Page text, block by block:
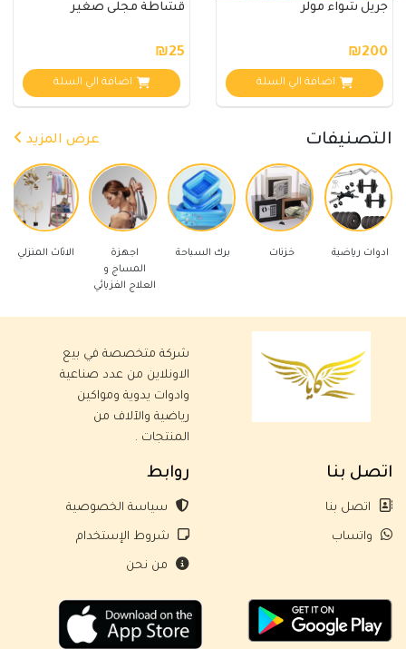
جريل شواء مولر
₪200
اضافة الي السلة
قشاطة مجلى صغير
₪25
اضافة الي السلة
التصنيفات عرض المزيد
خزنات برك السباحة
اجهزة
العلاج الفزيائي
الاثاث المنزلي ادوات
شركة متخصصة في بيع
الاونلاين من عدد صناعية
وادوات يدوية ومواكين
رياضية والآلاف من
المنتجات .
اتصل بنا
اتصل بنا
واتساب
روابط
سياسة الخصوصية
شروط الإستخدام
من نحن